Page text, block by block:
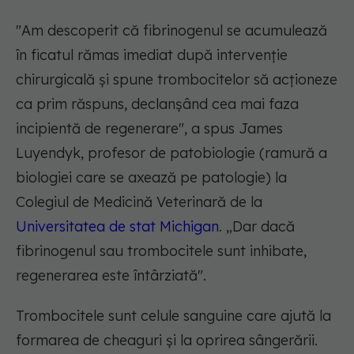
"Am descoperit că fibrinogenul se acumulează
în ficatul rămas imediat după intervenție
chirurgicală și spune trombocitelor să acționeze
ca prim răspuns, declanșând cea mai faza
incipientă de regenerare", a spus James
Luyendyk, profesor de patobiologie (ramură a
biologiei care se axează pe patologie) la
Colegiul de Medicină Veterinară de la
Universitatea de stat Michigan. „Dar dacă
fibrinogenul sau trombocitele sunt inhibate,
regenerarea este întârziată".
Trombocitele sunt celule sanguine care ajută la
formarea de cheaguri și la oprirea sângerării.